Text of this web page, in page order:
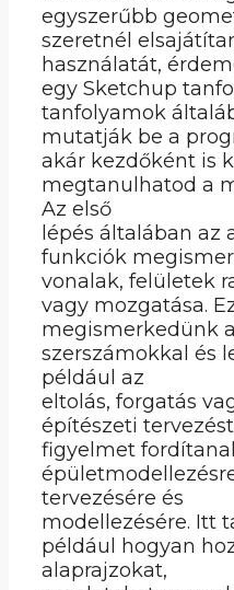
egyszerűbb
szeretnél
használatát,
egy Sketchup
tanfolyamok
mutatják be a
akár kezdőként is
megtanulhatod a
Az első
lépés általában az
funkciók
vonalak, felületek
vagy mozgatása.
megismerkedünk
szerszámokkal és
például az
eltolás, forgatás
építészeti
figyelmet
tervezésére és
modellezésére. Itt
például hogyan
alaprajzokat,